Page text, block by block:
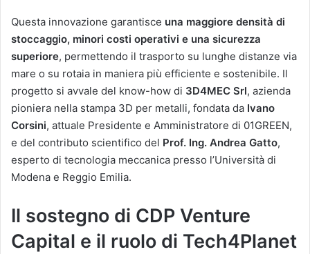
Questa innovazione garantisce una maggiore densità di
stoccaggio, minori costi operativi e una sicurezza
superiore, permettendo il trasporto su lunghe distanze via
mare o su rotaia in maniera più efficiente e sostenibile. Il
progetto si avvale del know-how di 3D4MEC Srl, azienda
pioniera nella stampa 3D per metalli, fondata da Ivano
Corsini, attuale Presidente e Amministratore di 01GREEN,
e del contributo scientifico del Prof. Ing. Andrea Gatto,
esperto di tecnologia meccanica presso l’Università di
Modena e Reggio Emilia.
Il sostegno di CDP Venture
Capital e il ruolo di Tech4Planet